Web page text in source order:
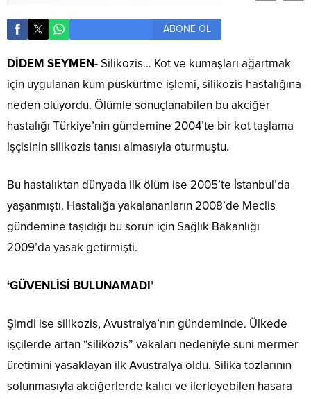
ABONE OL
DİDEM SEYMEN-Silikozis… Kot ve kumaşları ağartmak
için uygulanan kum püskürtme işlemi, silikozis hastalığına
neden oluyordu. Ölümle sonuçlanabilen bu akciğer
hastalığı Türkiye’nin gündemine 2004’te bir kot taşlama
işçisinin silikozis tanısı almasıyla oturmuştu.
Bu hastalıktan dünyada ilk ölüm ise 2005’te İstanbul’da
yaşanmıştı. Hastalığa yakalananların 2008’de Meclis
gündemine taşıdığı bu sorun için Sağlık Bakanlığı
2009’da yasak getirmişti.
‘GÜVENLİSİ BULUNAMADI’
Şimdi ise silikozis, Avustralya’nın gündeminde. Ülkede
işçilerde artan “silikozis” vakaları nedeniyle suni mermer
üretimini yasaklayan ilk Avustralya oldu. Silika tozlarının
solunmasıyla akciğerlerde kalıcı ve ilerleyebilen hasara